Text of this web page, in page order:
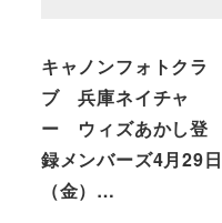
キャノンフォトクラ
ブ 兵庫ネイチャ
ー ウィズあかし登
録メンバーズ4月29日
（金）…